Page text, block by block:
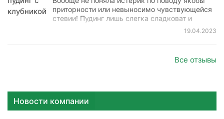
приторности или невыносимо чувствующейся
стевии! Пудинг лишь слегка сладковат и
ничего отталкивающего во вкусе нет (если нет
19.04.2023
Все отзывы
Новости компании